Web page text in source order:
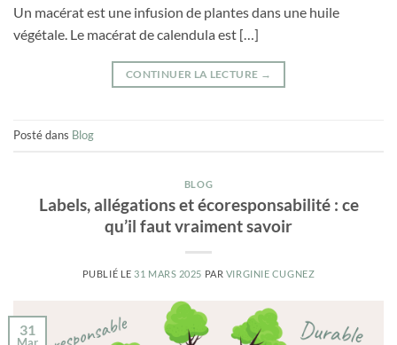
Un macérat est une infusion de plantes dans une huile
végétale. Le macérat de calendula est […]
CONTINUER LA LECTURE →
Posté dans Blog
BLOG
Labels, allégations et écoresponsabilité : ce
qu’il faut vraiment savoir
PUBLIÉ LE 31 MARS 2025 PAR VIRGINIE CUGNEZ
31